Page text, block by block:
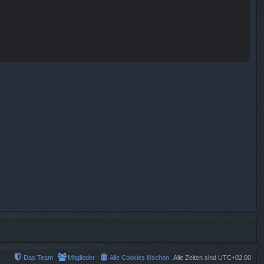
Alle Zeiten sind UTC+02:00
Alle Cookies löschen
Mitglieder
Das Team